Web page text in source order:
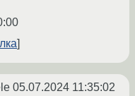
05.07.2024 11:35:02